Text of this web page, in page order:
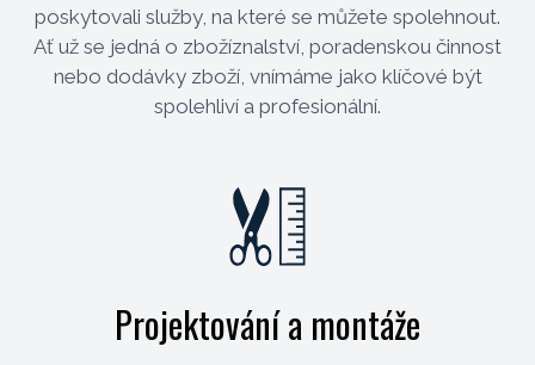
poskytovali služby, na které se můžete spolehnout.
Ať už se jedná o zbožíznalství, poradenskou činnost
nebo dodávky zboží, vnímáme jako klíčové být
spolehliví a profesionální.
Projektování a montáže